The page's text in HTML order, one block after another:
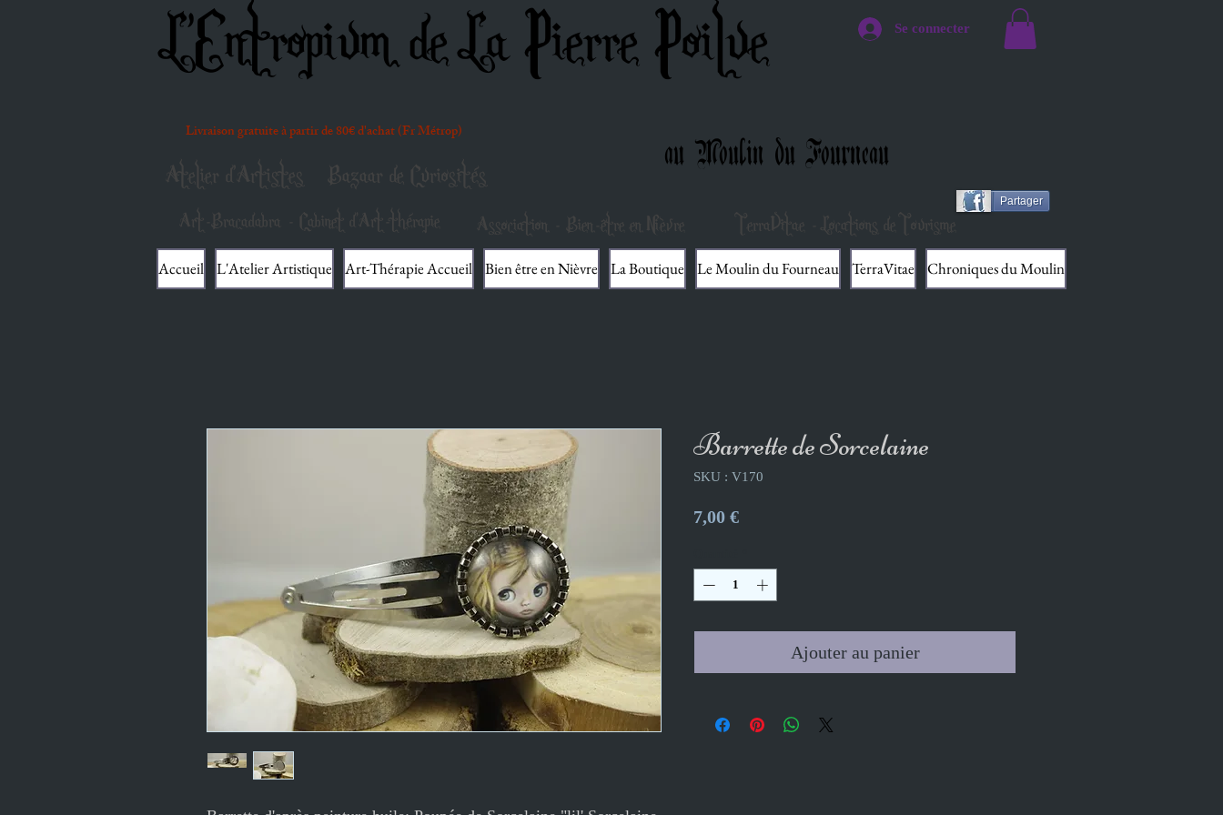
L'Entropium de La Pierre Poilue Se connecter
Livraison gratuite à partir de 80€ d'achat (Fr Métrop)
Atelier d'Artistes Bazaar de Curiosités au Moulin du Fourneau
Art-Bracadabra - Cabinet d'Art-thérapie Association - Bien-être en Nièvre
Partager
TerraVitae - Locations de Tourisme
Accueil L'Atelier Artistique Art-Thérapie Accueil Bien être en Nièvre La Boutique Le Moulin du Fourneau TerraVitae Chroniques du Moulin
Barrette de Sorcelaine
SKU : V170
7,00 €Prix
Ajouter au panier